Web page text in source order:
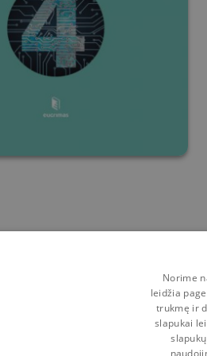
Norime
leidžia
trukmę ir
slapukai